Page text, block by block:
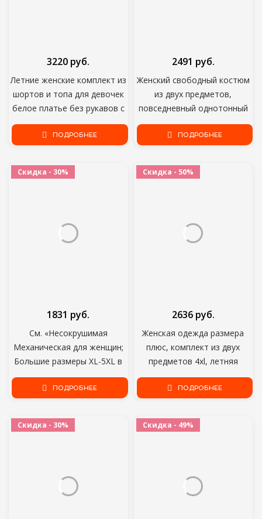
Летние женские комплект из
шортов и топа для девочек
белое платье без рукавов с
топом пальто свободного
кроя Гавайи 3 предмета;
милый костюм для девочки
размера плюс; Оптовая
3220 руб.
ПОДРОБНЕЕ
Женский свободный костюм
из двух предметов,
повседневный однотонный
костюм без рукавов, с
драпировкой, большие
2491 руб.
ПОДРОБНЕЕ
Скидка - 30%
См. «Несокрушимая
Механическая для женщин;
Большие размеры XL-5XL в
полоску с v-образным
вырезом и рисунком
спортивные штаны, костюм
комплект из двух предметов
1831 руб.
ПОДРОБНЕЕ
Скидка - 50%
Женская одежда размера
плюс, комплект из двух
предметов 4xl, летняя
оптовая продажа, Прямая
поставка, комбинированные
повседневный спортивный
костюм, уличная одежда
2636 руб.
ПОДРОБНЕЕ
Скидка - 30% Скидка - 49%